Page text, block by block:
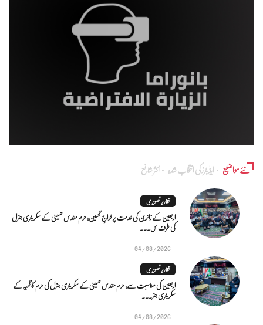
نئے مواضیع ایڈٰیٹرز کی انتخاب شدہ اکثر شائع
تقاریر تصویری
اربعین کے زائرین کی خدمت پر خراجِ تحسین: حرم مقدس حسینی کے سکریٹری جنرل
کی طرف س...
04/08/2026
تقاریر تصویری
اربعین کی مناسبت سے: حرم مقدس حسینی کے سکریٹری جنرل کی حرم کاظمیہ کے
سکریٹری جنر...
04/08/2026